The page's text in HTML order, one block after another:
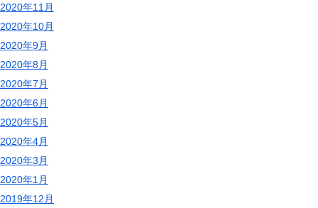
2020年11月
2020年10月
2020年9月
2020年8月
2020年7月
2020年6月
2020年5月
2020年4月
2020年3月
2020年1月
2019年12月